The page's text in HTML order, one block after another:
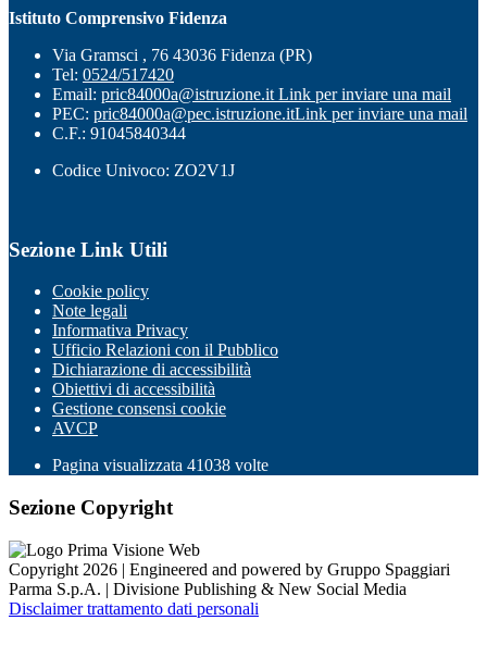
Istituto Comprensivo Fidenza
Via Gramsci , 76 43036 Fidenza (PR)
Tel: 0524/517420
Email: pric84000a@istruzione.it Link per inviare una mail
PEC: pric84000a@pec.istruzione.itLink per inviare una mail
C.F.: 91045840344
Codice Univoco: ZO2V1J
Sezione Link Utili
Cookie policy
Note legali
Informativa Privacy
Ufficio Relazioni con il Pubblico
Dichiarazione di accessibilità
Obiettivi di accessibilità
Gestione consensi cookie
AVCP
Pagina visualizzata 41038 volte
Sezione Copyright
Copyright 2026 | Engineered and powered by Gruppo Spaggiari
Parma S.p.A. | Divisione Publishing & New Social Media
Disclaimer trattamento dati personali